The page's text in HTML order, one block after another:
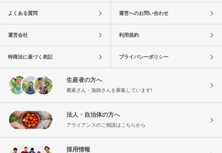
よくある質問 運営へのお問い合わせ
運営会社 利用規約
特商法に基づく表記 プライバシーポリシー
生産者の方へ
農家さん・漁師さんを募集しています!
法人・自治体の方へ
アライアンスのご相談はこちらから
採用情報